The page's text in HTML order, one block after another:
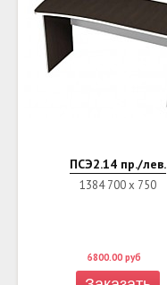
ПСЭ2.14 пр./лев.
1384 700 х 750
6800.00 руб